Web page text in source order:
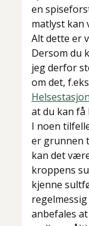
en
matlyst kan
Alt dette er
Dersom du
jeg derfor
om det, f.eks
at du kan få
I noen
er grunnen
kan det
kroppens
kjenne
anbefales